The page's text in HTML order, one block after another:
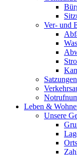
Ver- und
Leben &
Unsere